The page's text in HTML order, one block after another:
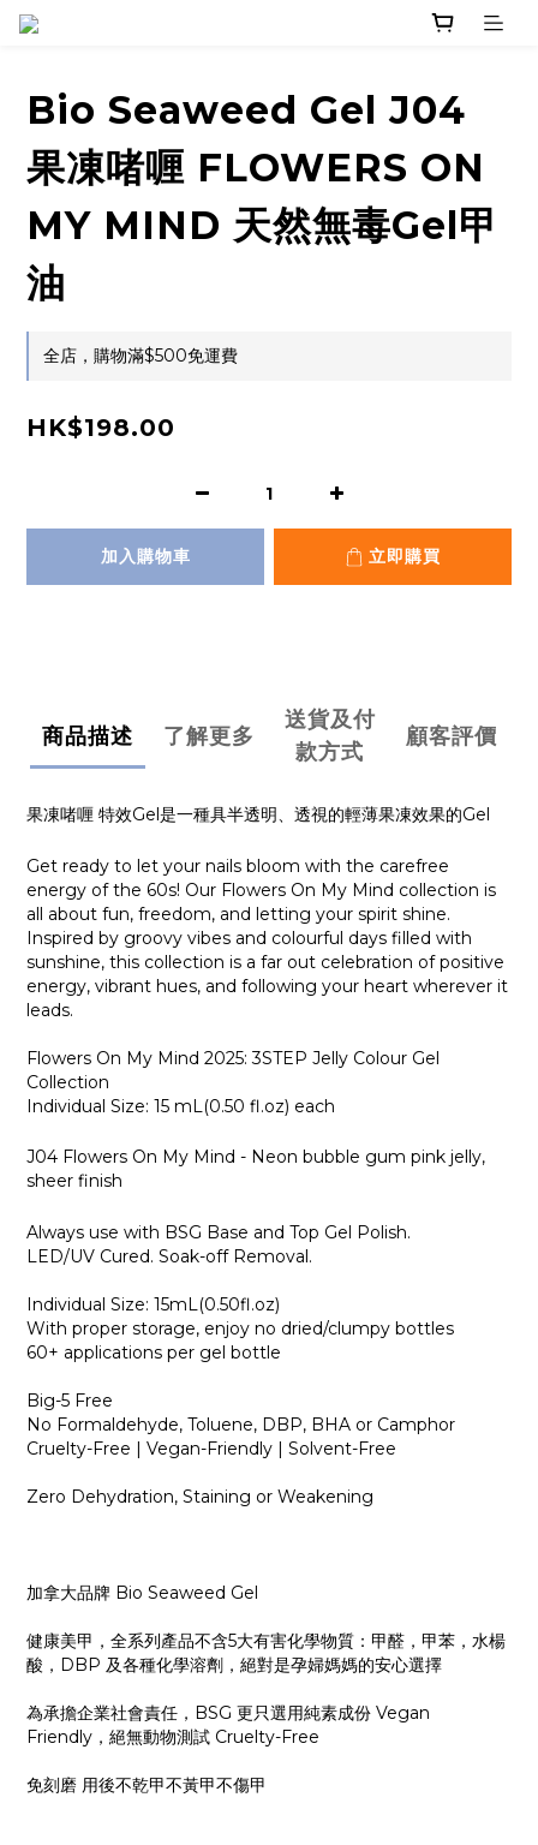
Bio Seaweed Gel J04
果凍啫喱 FLOWERS ON
MY MIND 天然無毒Gel甲
油
全店，購物滿$500免運費
HK$198.00
加入購物車 立即購買
商品描述 了解更多
送貨及付
款方式
顧客評價
果凍啫喱 特效Gel是一種具半透明、透視的輕薄果凍效果的Gel
Get ready to let your nails bloom with the carefree
energy of the 60s! Our Flowers On My Mind collection is
all about fun, freedom, and letting your spirit shine.
Inspired by groovy vibes and colourful days filled with
sunshine, this collection is a far out celebration of positive
energy, vibrant hues, and following your heart wherever it
leads.
Flowers On My Mind 2025: 3STEP Jelly Colour Gel
Collection
Individual Size: 15 mL(0.50 fl.oz) each
J04 Flowers On My Mind - Neon bubble gum pink jelly,
sheer finish
Always use with BSG Base and Top Gel Polish.
LED/UV Cured. Soak-off Removal.
Individual Size: 15mL(0.50fl.oz)
With proper storage, enjoy no dried/clumpy bottles
60+ applications per gel bottle
Big-5 Free
No Formaldehyde, Toluene, DBP, BHA or Camphor
Cruelty-Free | Vegan-Friendly | Solvent-Free
Zero Dehydration, Staining or Weakening
加拿大品牌 Bio Seaweed Gel
健康美甲，全系列產品不含5大有害化學物質：甲醛，甲苯，水楊
酸，DBP 及各種化學溶劑，絕對是孕婦媽媽的安心選擇
為承擔企業社會責任，BSG 更只選用純素成份 Vegan
Friendly，絕無動物測試 Cruelty-Free
免刻磨 用後不乾甲不黃甲不傷甲